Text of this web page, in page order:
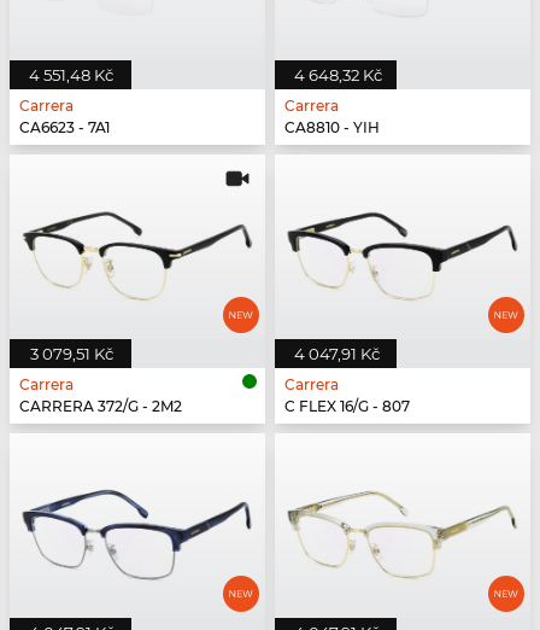
4 551,48 Kč
Carrera
CA6623 - 7A1
4 648,32 Kč
Carrera
CA8810 - YIH
3 079,51 Kč
Carrera
CARRERA 372/G - 2M2
4 047,91 Kč
Carrera
C FLEX 16/G - 807